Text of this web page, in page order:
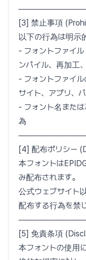
[3] 禁止事項
以下の行為は明示
- フォントファイ
ンパイル、再加工
- フォントファイ
サイト、アプリ、
- フォント名また
為
[4] 配布ポリシー
本フォントは
み配布されます。
公式ウェブサイト
配布する行為を禁
[5] 免責条項
本フォントの使用